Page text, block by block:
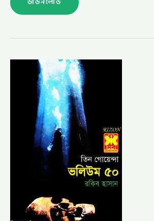
কবরের
প্রহরী,
তাসের
খেলা,
খেলনা
ভালুক-
ভলিউম-৫০
(KABORER
PROHORI,
TASHER
KHELA,
KHELNA
VALUK-
VOL-